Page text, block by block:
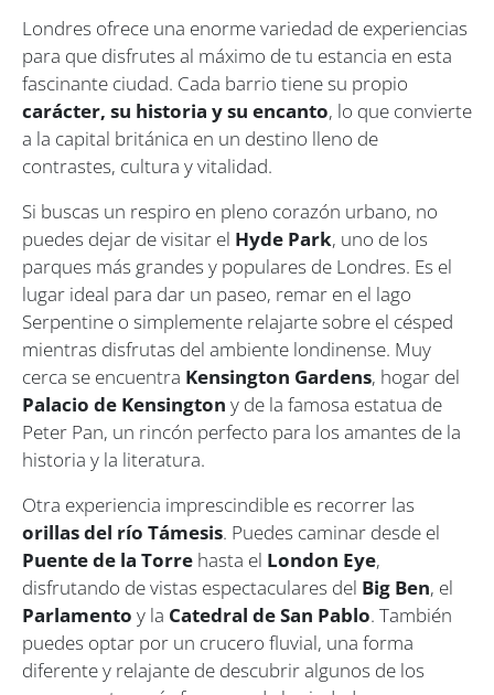
Londres ofrece una enorme variedad de experiencias
para que disfrutes al máximo de tu estancia en esta
fascinante ciudad. Cada barrio tiene su propio
carácter, su historia y su encanto, lo que convierte
a la capital británica en un destino lleno de
contrastes, cultura y vitalidad.
Si buscas un respiro en pleno corazón urbano, no
puedes dejar de visitar el Hyde Park, uno de los
parques más grandes y populares de Londres. Es el
lugar ideal para dar un paseo, remar en el lago
Serpentine o simplemente relajarte sobre el césped
mientras disfrutas del ambiente londinense. Muy
cerca se encuentra Kensington Gardens, hogar del
Palacio de Kensington y de la famosa estatua de
Peter Pan, un rincón perfecto para los amantes de la
historia y la literatura.
Otra experiencia imprescindible es recorrer las
orillas del río Támesis. Puedes caminar desde el
Puente de la Torre hasta el London Eye,
disfrutando de vistas espectaculares del Big Ben, el
Parlamento y la Catedral de San Pablo. También
puedes optar por un crucero fluvial, una forma
diferente y relajante de descubrir algunos de los